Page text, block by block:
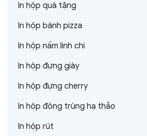
In hộp quà tặng
In hộp bánh pizza
In hộp nấm linh chi
In hộp đựng giày
In hộp đựng cherry
In hộp đông trùng hạ thảo
In hộp rút